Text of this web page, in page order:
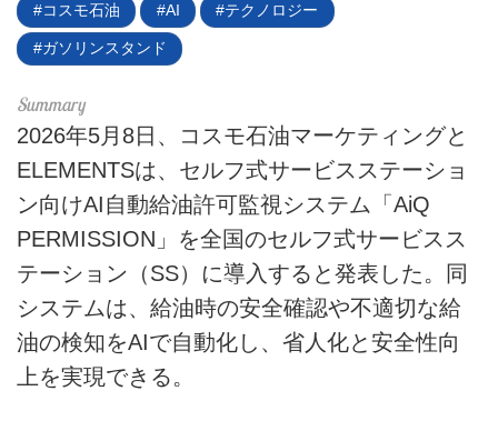
EV
電動バイク
電動キックボード
ライフスタイル
テクノロジー
このメディアについて
運営会社
利用規約
コスモ石油 AI テクノロジー
ガソリンスタンド
2026年5月8日、コスモ石油マーケティングと
ELEMENTSは、セルフ式サービスステーショ
ン向けAI自動給油許可監視システム「AiQ
PERMISSION」を全国のセルフ式サービスス
テーション（SS）に導入すると発表した。同
システムは、給油時の安全確認や不適切な給
油の検知をAIで自動化し、省人化と安全性向
上を実現できる。